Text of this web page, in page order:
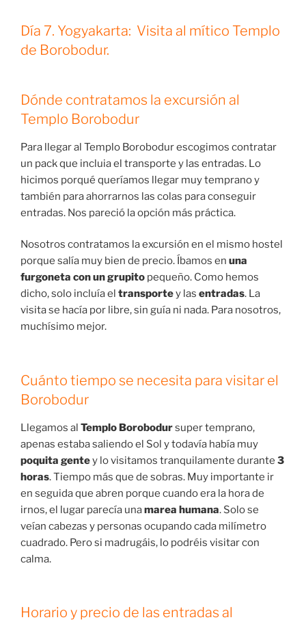
Día 7. Yogyakarta: Visita al mítico Templo
de Borobodur.
Dónde contratamos la excursión al
Templo Borobodur
Para llegar al Templo Borobodur escogimos contratar
un pack que incluia el transporte y las entradas. Lo
hicimos porqué queríamos llegar muy temprano y
también para ahorrarnos las colas para conseguir
entradas. Nos pareció la opción más práctica.
Nosotros contratamos la excursión en el mismo hostel
porque salía muy bien de precio. Íbamos en una
furgoneta con un grupito pequeño. Como hemos
dicho, solo incluía el transportey las entradas. La
visita se hacía por libre, sin guía ni nada. Para nosotros,
muchísimo mejor.
Cuánto tiempo se necesita para visitar el
Borobodur
Llegamos al Templo Borobodursuper temprano,
apenas estaba saliendo el Sol y todavía había muy
poquita gentey lo visitamos tranquilamente durante 3
horas. Tiempo más que de sobras. Muy importante ir
en seguida que abren porque cuando era la hora de
irnos, el lugar parecía unamarea humana. Solo se
veían cabezas y personas ocupando cada milímetro
cuadrado. Pero si madrugáis, lo podréis visitar con
calma.
Horario y precio de las entradas al